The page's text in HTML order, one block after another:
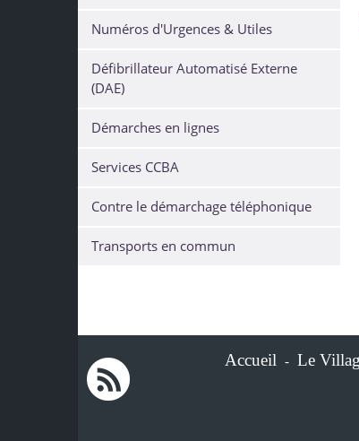
Numéros d'Urgences & Utiles
Défibrillateur Automatisé Externe
(DAE)
Démarches en lignes
Services CCBA
Contre le démarchage téléphonique
Transports en commun
Accueil - Le